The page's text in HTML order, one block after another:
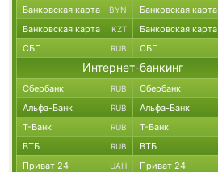
Банковская карта BYN Банковская карта
Банковская карта KZT Банковская карта
СБП RUB СБП
Интернет-банкинг
Сбербанк RUB Сбербанк
Альфа-Банк RUB Альфа-Банк
Т-Банк RUB Т-Банк
ВТБ RUB ВТБ
Приват 24 UAH Приват 24